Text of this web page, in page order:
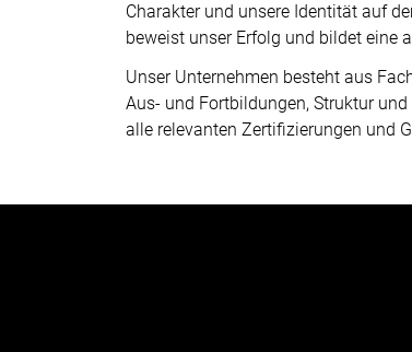
Charakter und unsere Identität auf
beweist unser Erfolg und bildet eine
Unser Unternehmen besteht aus
Aus- und Fortbildungen, Struktur
alle relevanten Zertifizierungen und